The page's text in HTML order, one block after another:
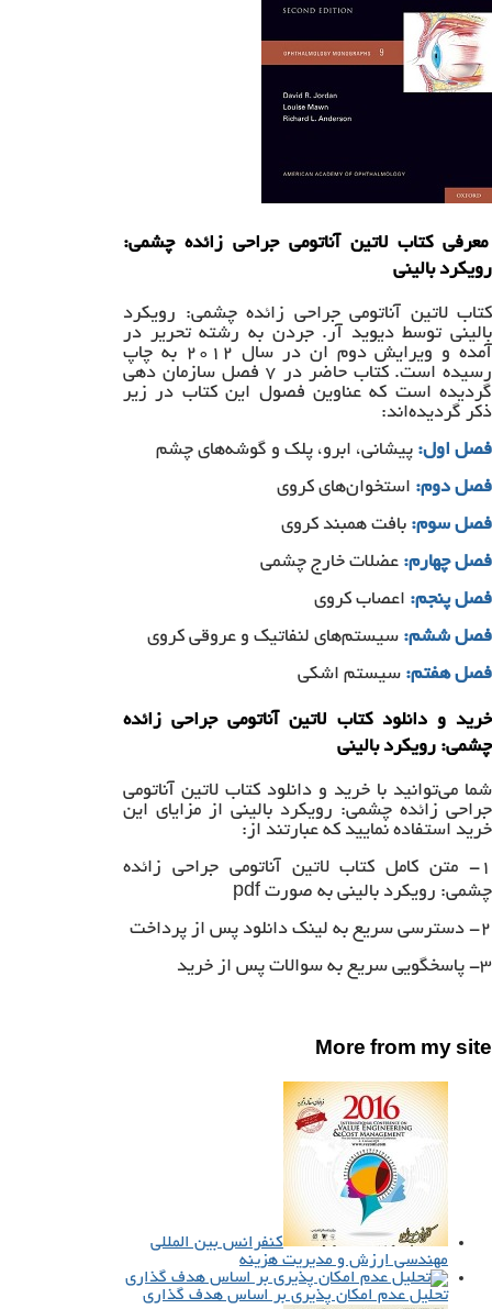
معرفی کتاب لاتین آناتومی جراحی زائده چشمی:
رویکرد بالینی
کتاب لاتین آناتومی جراحی زائده چشمی: رویکرد
بالینی توسط دیوید آر. جردن به رشته تحریر در
آمده و ویرایش دوم ان در سال ۲۰۱۲ به چاپ
رسیده است. کتاب حاضر در ۷ فصل سازمان دهی
گردیده است که عناوین فصول این کتاب در زیر
ذکر گردیده‌اند:
فصل اول: پیشانی، ابرو، پلک و گوشه‌های چشم
فصل دوم: استخوان‌های کروی
فصل سوم: بافت همبند کروی
فصل چهارم: عضلات خارج چشمی
فصل پنجم: اعصاب کروی
فصل ششم: سیستم‌های لنفاتیک و عروقی کروی
فصل هفتم: سیستم اشکی
خرید و دانلود کتاب لاتین آناتومی جراحی زائده
چشمی: رویکرد بالینی
شما می‌توانید با خرید و دانلود کتاب لاتین آناتومی
جراحی زائده چشمی: رویکرد بالینی از مزایای این
خرید استفاده نمایید که عبارتند از:
۱- متن کامل کتاب لاتین آناتومی جراحی زائده
چشمی: رویکرد بالینی به صورت pdf
۲- دسترسی سریع به لینک دانلود پس از پرداخت
۳- پاسخگویی سریع به سوالات پس از خرید
More from my site
کنفرانس بین المللی
مهندسی ارزش و مدیریت هزینه
تحلیل عدم امکان پذیری بر اساس هدف گذاری